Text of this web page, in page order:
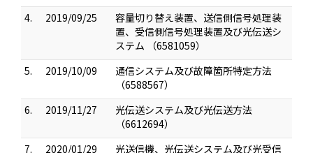
4.
2019/09/25
容量切り替え装置、送信側信号処理装
置、受信側信号処理装置及び光伝送シ
ステム （6581059）
5.
2019/10/09
通信システム及び故障箇所特定方法
（6588567）
6.
2019/11/27
光伝送システム及び光伝送方法
（6612694）
7.
2020/01/29
光送信機、光伝送システム及び光受信